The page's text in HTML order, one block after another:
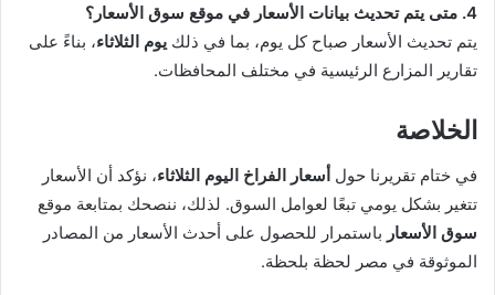
4. متى يتم تحديث بيانات الأسعار في موقع سوق الأسعار؟
يتم تحديث الأسعار صباح كل يوم، بما في ذلك يوم الثلاثاء، بناءً على
تقارير المزارع الرئيسية في مختلف المحافظات.
الخلاصة
في ختام تقريرنا حول أسعار الفراخ اليوم الثلاثاء، نؤكد أن الأسعار
تتغير بشكل يومي تبعًا لعوامل السوق. لذلك، ننصحك بمتابعة موقع
سوق الأسعار باستمرار للحصول على أحدث الأسعار من المصادر
الموثوقة في مصر لحظة بلحظة.